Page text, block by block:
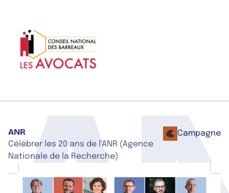
ANR
Célébrer les 20 ans de l'ANR (Agence
Nationale de la Recherche)
Campagne